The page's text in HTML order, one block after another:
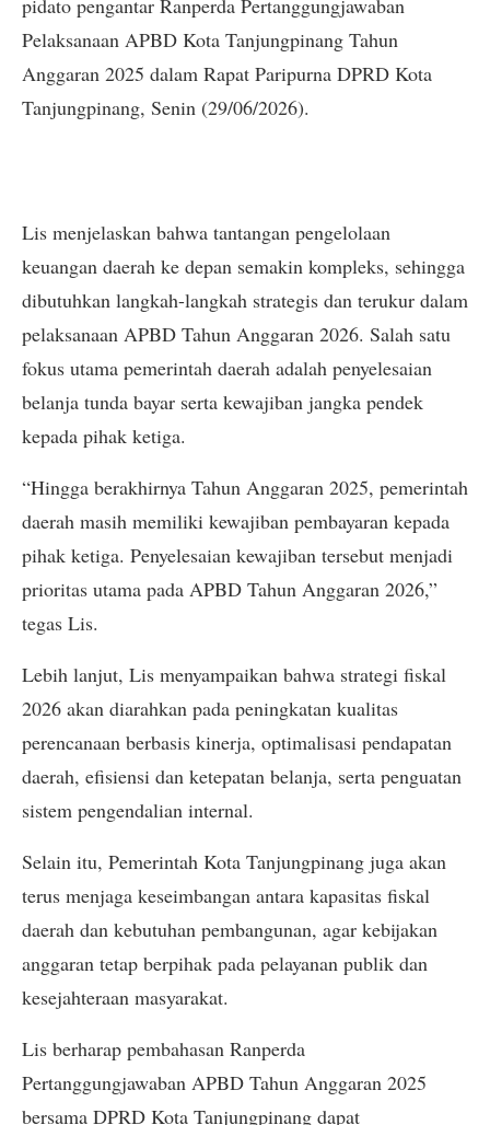
pidato pengantar Ranperda Pertanggungjawaban
Pelaksanaan APBD Kota Tanjungpinang Tahun
Anggaran 2025 dalam Rapat Paripurna DPRD Kota
Tanjungpinang, Senin (29/06/2026).
Lis menjelaskan bahwa tantangan pengelolaan
keuangan daerah ke depan semakin kompleks, sehingga
dibutuhkan langkah-langkah strategis dan terukur dalam
pelaksanaan APBD Tahun Anggaran 2026. Salah satu
fokus utama pemerintah daerah adalah penyelesaian
belanja tunda bayar serta kewajiban jangka pendek
kepada pihak ketiga.
“Hingga berakhirnya Tahun Anggaran 2025, pemerintah
daerah masih memiliki kewajiban pembayaran kepada
pihak ketiga. Penyelesaian kewajiban tersebut menjadi
prioritas utama pada APBD Tahun Anggaran 2026,”
tegas Lis.
Lebih lanjut, Lis menyampaikan bahwa strategi fiskal
2026 akan diarahkan pada peningkatan kualitas
perencanaan berbasis kinerja, optimalisasi pendapatan
daerah, efisiensi dan ketepatan belanja, serta penguatan
sistem pengendalian internal.
Selain itu, Pemerintah Kota Tanjungpinang juga akan
terus menjaga keseimbangan antara kapasitas fiskal
daerah dan kebutuhan pembangunan, agar kebijakan
anggaran tetap berpihak pada pelayanan publik dan
kesejahteraan masyarakat.
Lis berharap pembahasan Ranperda
Pertanggungjawaban APBD Tahun Anggaran 2025
bersama DPRD Kota Tanjungpinang dapat